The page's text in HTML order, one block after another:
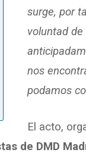
surge, por
voluntad
nos
podamos
El acto,
de DMD